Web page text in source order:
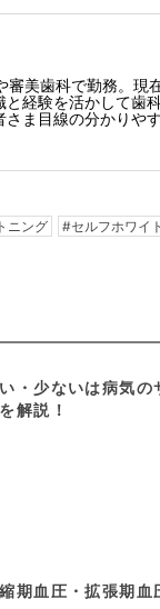
美歯科で勤務。現
経験を活かして歯
ま目線の分かりや
ニング #セルフホワイ
い・少ないは病気
解説！
期血圧・拡張期血